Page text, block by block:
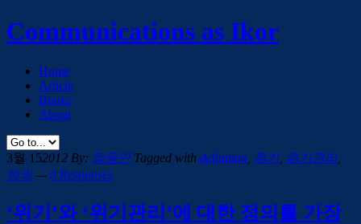
Communications as Ikor
Home
Article
Books
About
3월 152012 By: 정용민Tagged with definition 위기, 위기관리,
정의— 0 Responses
‘위기’와 ‘위기관리’에 대한 정의를 가장